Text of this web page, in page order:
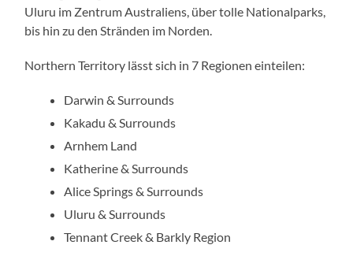
Uluru im Zentrum Australiens, über tolle Nationalparks,
bis hin zu den Stränden im Norden.
Northern Territory lässt sich in 7 Regionen einteilen:
Darwin & Surrounds
Kakadu & Surrounds
Arnhem Land
Katherine & Surrounds
Alice Springs & Surrounds
Uluru & Surrounds
Tennant Creek & Barkly Region